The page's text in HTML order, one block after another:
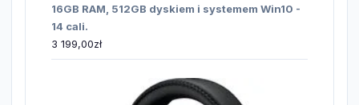
16GB RAM, 512GB dyskiem i systemem Win10 -
14 cali.
3 199,00zł